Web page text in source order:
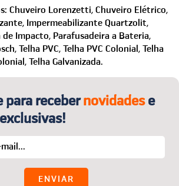
troca é por nossa conta! Para
o menu “Trocas e Devoluções”.
que auxiliamos na finalização da
mais precisar.
2353
99850-1622
Chuveiro Lorenzetti, Chuveiro Elétrico,
Impermeabilizante Quartzolit,
de Impacto, Parafusadeira a Bateria,
Telha PVC, Telha PVC Colonial, Telha
Telha Galvanizada.
para recebernovidadese